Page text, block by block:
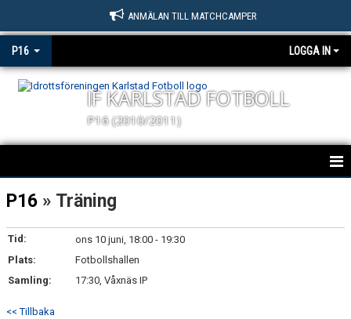
ANMÄLAN TILL MATCHCAMPER
P16 LOGGA IN
IF KARLSTAD FOTBOLL
P16 (2010/2011)
KARLSTAD FOTBOLL P16
NYHETER
KALENDER
P16 » Träning
Tid:
ons 10 juni, 18:00 - 19:30
Plats:
Fotbollshallen
Samling:
17:30, Våxnäs IP
<< Tillbaka